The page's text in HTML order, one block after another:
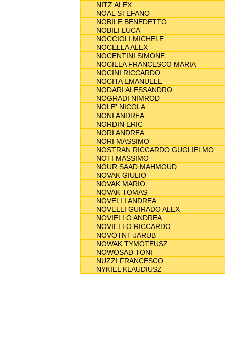
NITZ ALEX
NOAL STEFANO
NOBILE BENEDETTO
NOBILI LUCA
NOCCIOLI MICHELE
NOCELLA ALEX
NOCENTINI SIMONE
NOCILLA FRANCESCO MARIA
NOCINI RICCARDO
NOCITA EMANUELE
NODARI ALESSANDRO
NOGRADI NIMROD
NOLE' NICOLA
NONI ANDREA
NORDIN ERIC
NORI ANDREA
NORI MASSIMO
NOSTRAN RICCARDO GUGLIELMO
NOTI MASSIMO
NOUR SAAD MAHMOUD
NOVAK GIULIO
NOVAK MARIO
NOVAK TOMAS
NOVELLI ANDREA
NOVELLI GUIRADO ALEX
NOVIELLO ANDREA
NOVIELLO RICCARDO
NOVOTNT JARUB
NOWAK TYMOTEUSZ
NOWOSAD TONI
NUZZI FRANCESCO
NYKIEL KLAUDIUSZ